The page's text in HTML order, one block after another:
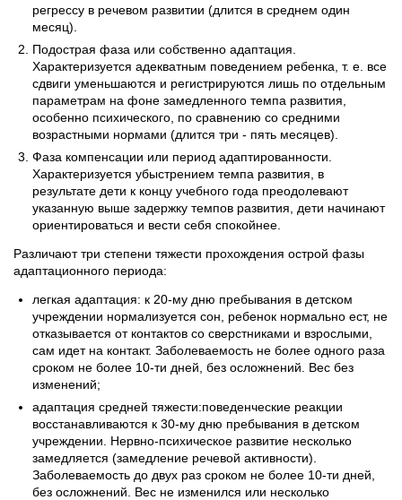
регрессу в речевом развитии (длится в среднем один
месяц).
Подострая фаза или собственно адаптация.
Характеризуется адекватным поведением ребенка, т. е. все
сдвиги уменьшаются и регистрируются лишь по отдельным
параметрам на фоне замедленного темпа развития,
особенно психического, по сравнению со средними
возрастными нормами (длится три - пять месяцев).
Фаза компенсации или период адаптированности.
Характеризу­ется убыстрением темпа развития, в
результате дети к концу учебного года преодолевают
указанную выше задержку темпов развития, дети начинают
ориентироваться и вести себя спокойнее.
Различают три степени тяжести прохождения острой фазы
адаптационного периода:
легкая адаптация: к 20-му дню пребывания в детском
учреждении нормализуется сон, ребенок нормально ест, не
отказывается от контактов со сверстниками и взрослыми,
сам идет на контакт. Заболеваемость не более одного раза
сроком не более 10-ти дней, без осложнений. Вес без
изменений;
адаптация средней тяжести:поведенческие реакции
восстанавливаются к 30-му дню пребывания в детском
учреждении. Нервно-психическое развитие несколько
замедляется (замедление речевой активности).
Заболеваемость до двух раз сроком не более 10-ти дней,
без осложнений. Вес не изменился или несколько